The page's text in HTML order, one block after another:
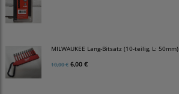
MILWAUKEE Lang-Bitsatz (10-teilig, L: 50mm)
10,00 € 6,00 €